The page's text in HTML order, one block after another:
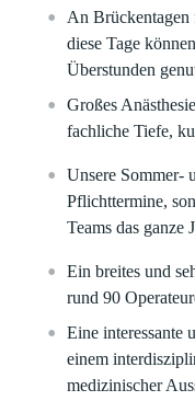
An Brückentagen
diese Tage
Überstunden
Großes
fachliche Tiefe,
Unsere Sommer-
Pflichttermine,
Teams das ganze
Ein breites und
rund 90
Eine interessante
einem
medizinischer